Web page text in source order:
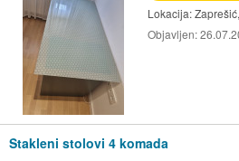
Lokacija:
Objavljen:
Stakleni stolovi 4 komada